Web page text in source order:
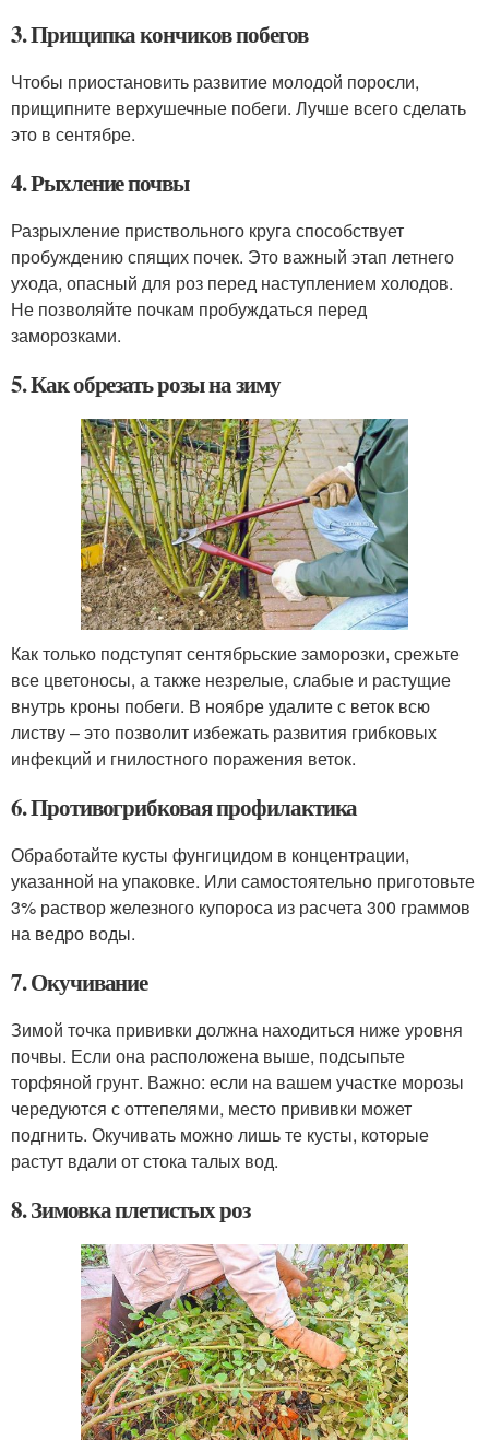
3. Прищипка кончиков побегов
Чтобы приостановить развитие молодой поросли,
прищипните верхушечные побеги. Лучше всего сделать
это в сентябре.
4. Рыхление почвы
Разрыхление приствольного круга способствует
пробуждению спящих почек. Это важный этап летнего
ухода, опасный для роз перед наступлением холодов.
Не позволяйте почкам пробуждаться перед
заморозками.
5. Как обрезать розы на зиму
Как только подступят сентябрьские заморозки, срежьте
все цветоносы, а также незрелые, слабые и растущие
внутрь кроны побеги. В ноябре удалите с веток всю
листву – это позволит избежать развития грибковых
инфекций и гнилостного поражения веток.
6. Противогрибковая профилактика
Обработайте кусты фунгицидом в концентрации,
указанной на упаковке. Или самостоятельно приготовьте
3% раствор железного купороса из расчета 300 граммов
на ведро воды.
7. Окучивание
Зимой точка прививки должна находиться ниже уровня
почвы. Если она расположена выше, подсыпьте
торфяной грунт. Важно: если на вашем участке морозы
чередуются с оттепелями, место прививки может
подгнить. Окучивать можно лишь те кусты, которые
растут вдали от стока талых вод.
8. Зимовка плетистых роз